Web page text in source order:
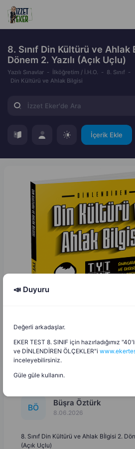
8. Sınıf Din Kültürü ve Ahlak
Dönem 2. Yazılı (Açık Uçlu)
Yazılı Sınavlar İlköğretim / İ.H.O.
8. Sınıf
Din Kültürü ve Ahlak Bilgisi
İçerik Ekle
BÖ Büşra Öztürk
8.06.2026
8. Sınıf Din Kültürü ve Ahlak Bİlgisi 2.
(Açık Uçlu)
📣 Duyuru
Değerli arkadaşlar.
EKER TEST 8. SINIF için hazırladığımız
ve DİNLENDİREN ÖLÇEKLER"i
inceleyebilirsiniz.
Güle güle kullanın.